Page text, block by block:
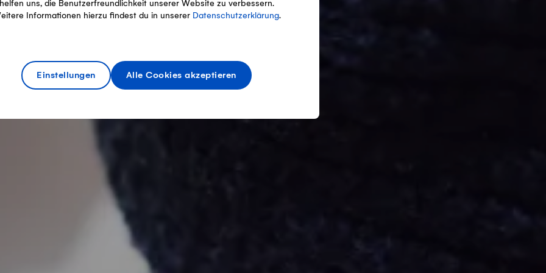
uns, die Benutzerfreundlichkeit unserer Website zu verbessern.
Informationen hierzu findest du in unserer Datenschutzerklärung.
Einstellungen Alle Cookies akzeptieren